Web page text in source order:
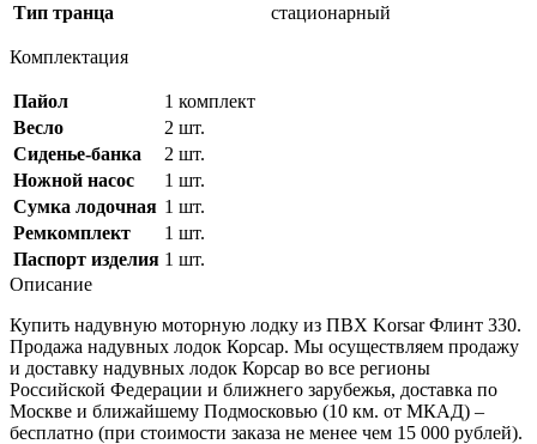
Тип транца
стационарный
Комплектация
Пайол
1 комплект
Весло
2 шт.
Сиденье-банка
2 шт.
Ножной насос
1 шт.
Сумка лодочная 1 шт.
Ремкомплект
1 шт.
Паспорт изделия 1 шт.
Описание
Купить надувную моторную лодку из ПВХ Korsar Флинт 330.
Продажа надувных лодок Корсар. Мы осуществляем продажу
и доставку надувных лодок Корсар во все регионы
Российской Федерации и ближнего зарубежья, доставка по
Москве и ближайшему Подмосковью (10 км. от МКАД) –
бесплатно (при стоимости заказа не менее чем 15 000 рублей).